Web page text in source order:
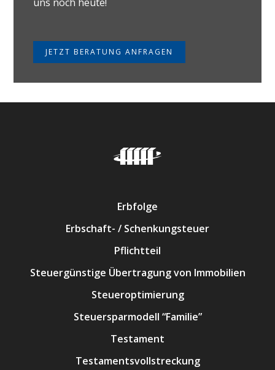
JETZT BERATUNG ANFRAGEN
Erbfolge
Erbschaft- / Schenkungsteuer
Pflichtteil
Steuergünstige Übertragung von Immobilien
Steueroptimierung
Steuersparmodell “Familie”
Testament
Testamentsvollstreckung